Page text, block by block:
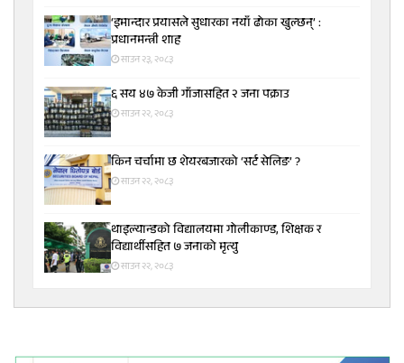
‘इमान्दार प्रयासले सुधारका नयाँ ढोका खुल्छन्’ :
प्रधानमन्त्री शाह
साउन २३, २०८३
६ सय ४७ केजी गाँजासहित २ जना पक्राउ
साउन २२, २०८३
किन चर्चामा छ शेयरबजारको ‘सर्ट सेलिङ’ ?
साउन २२, २०८३
थाइल्यान्डको विद्यालयमा गोलीकाण्ड, शिक्षक र
विद्यार्थीसहित ७ जनाको मृत्यु
साउन २२, २०८३